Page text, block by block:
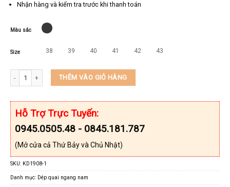
Nhận hàng và kiểm tra trước khi thanh toán
Màu sắc
Size 38 39 40 41 42 43
Dép nam da cá sấu nam xịn KEEDO KD1908 số lượng
THÊM VÀO GIỎ HÀNG
Hỗ Trợ Trực Tuyến:
0945.0505.48 - 0845.181.787
(Mở cửa cả Thứ Bảy và Chủ Nhật)
SKU: KD1908-1
Danh mục: Dép quai ngang nam